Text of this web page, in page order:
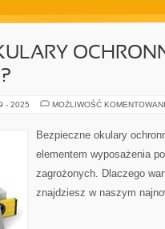
- 2025 MOŻLIWOŚĆ
Bezpieczne okulary
elementem wyposażenia
zagrożonych. Dlaczego
znajdziesz w naszym